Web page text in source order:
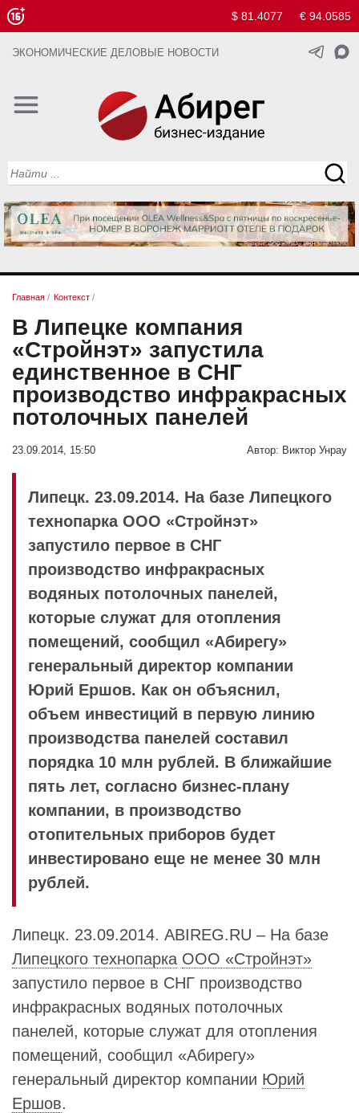
$ 81.4077 € 94.0585
ЭКОНОМИЧЕСКИЕ ДЕЛОВЫЕ НОВОСТИ
Главная / Контекст /
В Липецке компания
«Стройнэт» запустила
единственное в СНГ
производство инфракрасных
потолочных панелей
23.09.2014, 15:50 Автор: Виктор Унрау
Липецк. 23.09.2014. На базе Липецкого
технопарка ООО «Стройнэт»
запустило первое в СНГ
производство инфракрасных
водяных потолочных панелей,
которые служат для отопления
помещений, сообщил «Абирегу»
генеральный директор компании
Юрий Ершов. Как он объяснил,
объем инвестиций в первую линию
производства панелей составил
порядка 10 млн рублей. В ближайшие
пять лет, согласно бизнес-плану
компании, в производство
отопительных приборов будет
инвестировано еще не менее 30 млн
рублей.
Липецк. 23.09.2014. ABIREG.RU – На базе
Липецкого технопарка ООО «Стройнэт»
запустило первое в СНГ производство
инфракрасных водяных потолочных
панелей, которые служат для отопления
помещений, сообщил «Абирегу»
генеральный директор компании Юрий
Ершов.